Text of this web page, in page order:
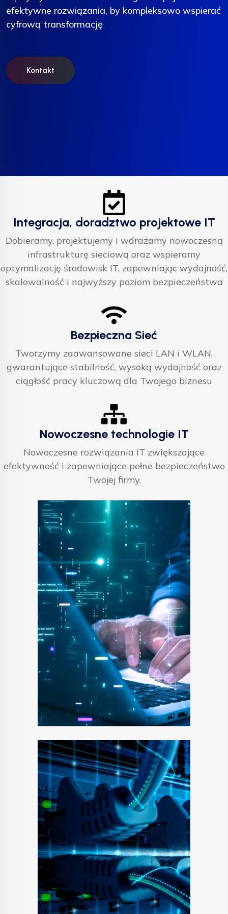
efektywne rozwiązania, by kompleksowo wspierać
cyfrową transformację
Kontakt
efektywne rozwiązania, by kompleksowo wspierać
cyfrową transformację
Kontakt
efektywne rozwiązania, by kompleksowo wspierać
cyfrową transformację
Kontakt
Integracja, doradztwo projektowe IT
Dobieramy, projektujemy i wdrażamy nowoczesną
infrastrukturę sieciową oraz wspieramy
optymalizację środowisk IT, zapewniając wydajność,
skalowalność i najwyższy poziom bezpieczeństwa
Bezpieczna Sieć
Tworzymy zaawansowane sieci LAN i WLAN,
gwarantujące stabilność, wysoką wydajność oraz
ciągłość pracy kluczową dla Twojego biznesu
Nowoczesne technologie IT
Nowoczesne rozwiązania IT zwiększające
efektywność i zapewniające pełne bezpieczeństwo
Twojej firmy.